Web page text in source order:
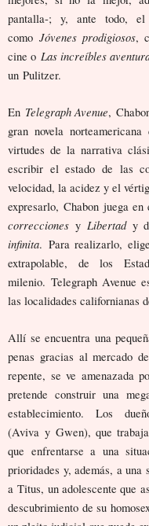
pantalla-; y, ante todo, el
como Jóvenes prodigiosos,
cine o Las increíbles
un Pulitzer.
En Telegraph Avenue,
gran novela
virtudes de la narrativa
escribir el estado de las
velocidad, la acidez y el
expresarlo, Chabon juega
correcciones y Libertad y
infinita. Para realizarlo,
extrapolable, de los
milenio. Telegraph Avenue
las localidades californianas
Allí se encuentra una
penas gracias al mercado
repente, se ve amenazada
pretende construir una
establecimiento. Los
(Aviva y Gwen), que
que enfrentarse a una
prioridades y, además, a una
a Titus, un adolescente que
descubrimiento de su